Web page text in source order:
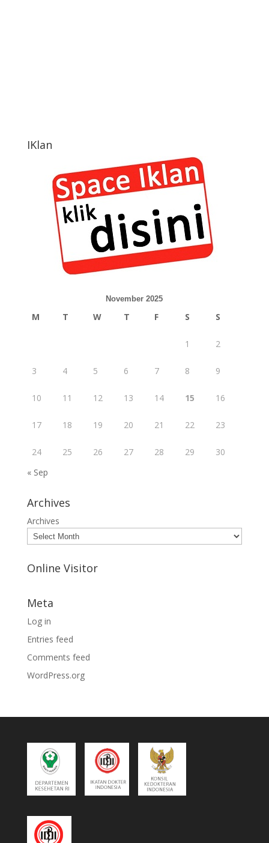
IKlan
November 2025
M T W T F S S
1 2
3 4 5 6 7 8 9
10 11 12 13 14 15 16
17 18 19 20 21 22 23
24 25 26 27 28 29
30
« Sep
Archives
Archives
Online Visitor
Meta
Log in
Entries feed
Comments feed
WordPress.org